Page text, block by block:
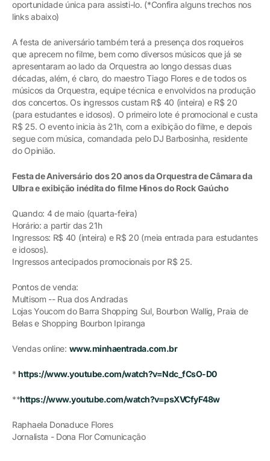
oportunidade única para assisti-lo. (*Confira alguns trechos nos
links abaixo)
A festa de aniversário também terá a presença dos roqueiros
que aprecem no filme, bem como diversos músicos que já se
apresentaram ao lado da Orquestra ao longo dessas duas
décadas, além, é claro, do maestro Tiago Flores e de todos os
músicos da Orquestra, equipe técnica e envolvidos na produção
dos concertos. Os ingressos custam R$ 40 (inteira) e R$ 20
(para estudantes e idosos). O primeiro lote é promocional e custa
R$ 25. O evento inicia às 21h, com a exibição do filme, e depois
segue com música, comandada pelo DJ Barbosinha, residente
do Opinião.
Festa de Aniversário dos 20 anos da Orquestra de Câmara da
Ulbra e exibição inédita do filme Hinos do Rock Gaúcho
Quando: 4 de maio (quarta-feira)
Horário: a partir das 21h
Ingressos: R$ 40 (inteira) e R$ 20 (meia entrada para estudantes
e idosos).
Ingressos antecipados promocionais por R$ 25.
Pontos de venda:
Multisom -- Rua dos Andradas
Lojas Youcom do Barra Shopping Sul, Bourbon Wallig, Praia de
Belas e Shopping Bourbon Ipiranga
Vendas online: www.minhaentrada.com.br
*https://www.youtube.com/watch?v=Ndc_fCsO-D0
**https://www.youtube.com/watch?v=psXVCfyF48w
Raphaela Donaduce Flores
Jornalista - Dona Flor Comunicação